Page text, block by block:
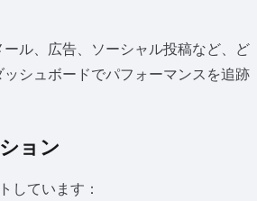
ル、広告、ソーシャル投稿など、ど
シュボードでパフォーマンスを追跡
ョン
しています：